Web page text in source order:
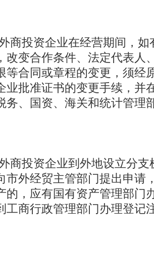
商投资企业在经营期间，
改变合作条件、法定代表人
等合同或章程的变更，须经
业批准证书的变更手续，并
务、国资、海关和统计管理
商投资企业到外地设立分
市外经贸主管部门提出申请
的，应有国有资产管理部门
工商行政管理部门办理登记